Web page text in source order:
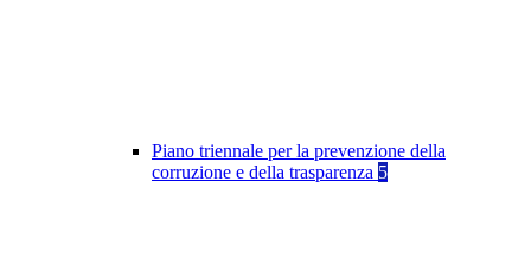
Piano triennale per la prevenzione della
corruzione e della trasparenza 5